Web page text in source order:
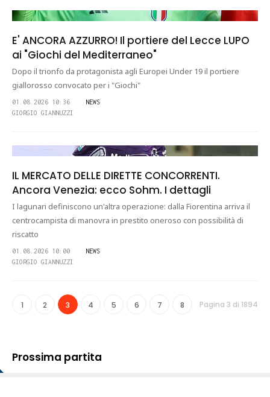
E' ANCORA AZZURRO! Il portiere del Lecce LUPO
ai "Giochi del Mediterraneo"
Dopo il trionfo da protagonista agli Europei Under 19 il portiere
giallorosso convocato per i "Giochi"
01.08.2026 10:36
NEWS
GIORGIO GIANNUZZI
IL MERCATO DELLE DIRETTE CONCORRENTI.
Ancora Venezia: ecco Sohm. I dettagli
I lagunari definiscono un'altra operazione: dalla Fiorentina arriva il
centrocampista di manovra in prestito oneroso con possibilità di
riscatto
01.08.2026 10:00
NEWS
GIORGIO GIANNUZZI
1 2 3 4 5 6 7 8 Pagina 3 di 1894
Prossima partita